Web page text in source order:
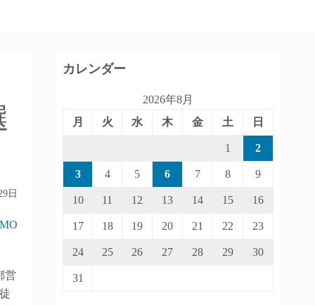
日
営
カレンダー
2026年8月
月
火 水 木 金 土 日
1 2
3 4 5 6 7 8 9
10 11 12 13 14 15 16
17 18 19 20 21 22 23
24 25 26 27 28 29 30
31